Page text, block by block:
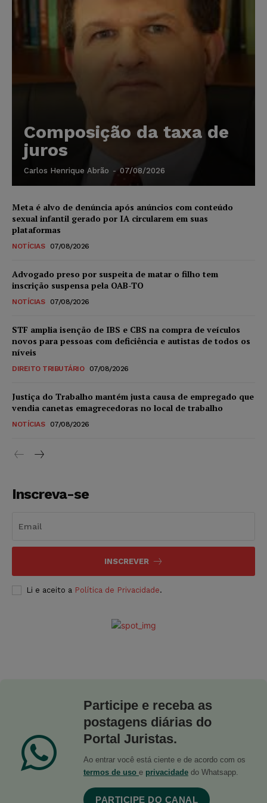
Composição da taxa de
juros
Carlos Henrique Abrão - 07/08/2026
Meta é alvo de denúncia após anúncios com conteúdo
sexual infantil gerado por IA circularem em suas
plataformas
NOTÍCIAS 07/08/2026
Advogado preso por suspeita de matar o filho tem
inscrição suspensa pela OAB-TO
NOTÍCIAS 07/08/2026
STF amplia isenção de IBS e CBS na compra de veículos
novos para pessoas com deficiência e autistas de todos os
níveis
DIREITO TRIBUTÁRIO 07/08/2026
Justiça do Trabalho mantém justa causa de empregado que
vendia canetas emagrecedoras no local de trabalho
NOTÍCIAS 07/08/2026
Inscreva-se
INSCREVER
Li e aceito a Política de Privacidade.
Participe e receba as
postagens diárias do
Portal Juristas.
Ao entrar você está ciente e de acordo com os
termos de uso e privacidade do Whatsapp.
PARTICIPE DO CANAL